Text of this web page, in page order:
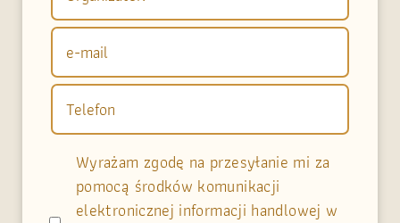
Wyrażam zgodę na przesyłanie mi za
pomocą środków komunikacji
elektronicznej informacji handlowej w